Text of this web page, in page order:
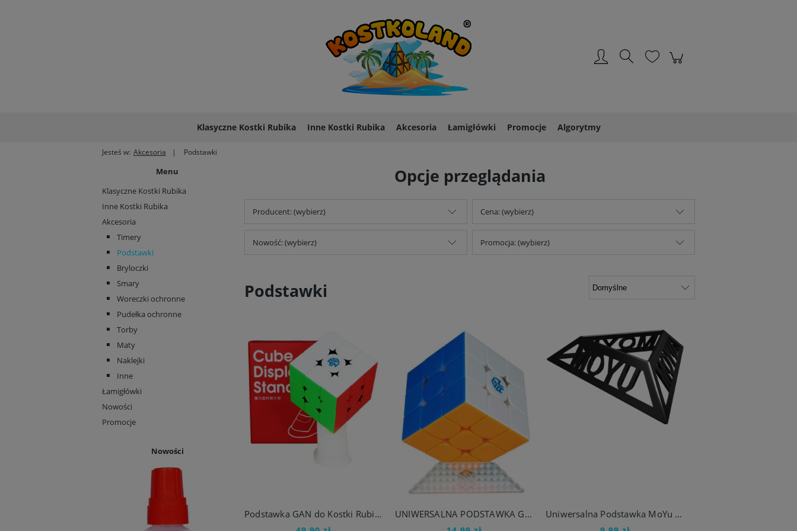
Klasyczne Kostki Rubika Inne Kostki Rubika Akcesoria Łamigłówki Promocje Algorytmy
Jesteś w: Akcesoria Podstawki
Menu
Klasyczne Kostki Rubika
Inne Kostki Rubika
Akcesoria
Timery
Podstawki
Bryloczki
Smary
Woreczki ochronne
Pudełka ochronne
Torby
Maty
Naklejki
Inne
Łamigłówki
Nowości
Promocje
Nowości
Opcje przeglądania
Producent: (wybierz) Cena: (wybierz)
Nowość: (wybierz) Promocja: (wybierz)
Podstawki
Podstawka GAN do Kostki Rubika 3x3x3 UNIWERSALNA PODSTAWKA GAN DO WSZYSTKICH KOSTEK RUBIKA Uniwersalna Podstawka MoYu do Kostka Rubika